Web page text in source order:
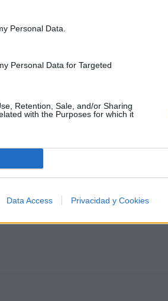
Personal Data.
Personal Data for Targeted
Retention, Sale, and/or Sharing
with the Purposes for which it
Data Access Privacidad y Cookies